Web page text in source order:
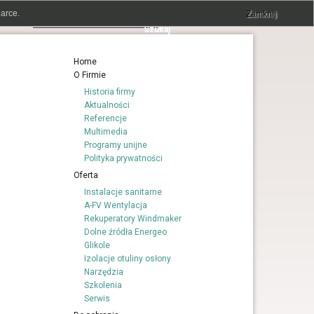
Home
O Firmie
Historia firmy
Aktualności
Referencje
Multimedia
Programy unijne
Polityka prywatności
Oferta
Instalacje sanitarne
A-FV Wentylacja
Rekuperatory Windmaker
Dolne źródła Energeo
Glikole
Izolacje otuliny osłony
Narzędzia
Szkolenia
Serwis
Zamknij